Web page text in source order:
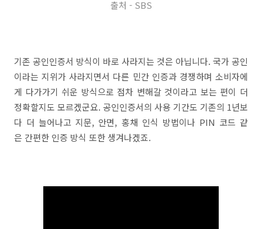
출처 - SBS
기존 공인인증서 방식이 바로 사라지는 것은 아닙니다. 국가 공인
이라는 지위가 사라지면서 다른 민간 인증과 경쟁하며 소비자에
게 다가가기 쉬운 방식으로 점차 변해갈 것이라고 보는 편이 더
정확할지도 모르겠군요. 공인인증서의 사용 기간도 기존의 1년보
다 더 늘어나고 지문, 안면, 홍채 인식 방법이나 PIN 코드 같
은 간편한 인증 방식 또한 생겨나겠죠.